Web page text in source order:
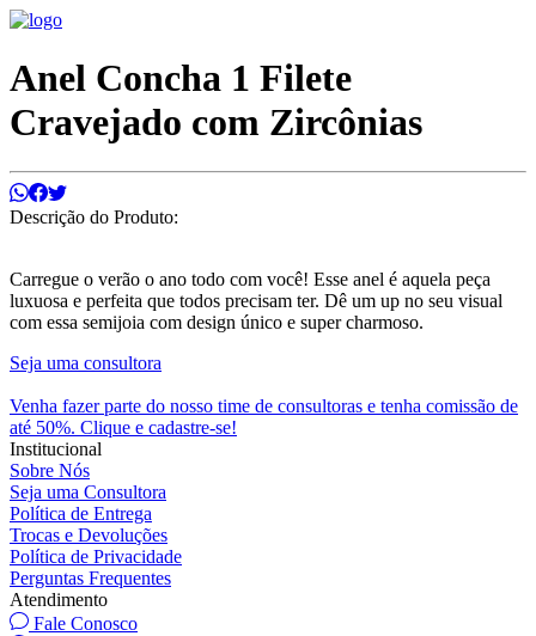
Anel Concha 1 Filete
Cravejado com Zircônias
Descrição do Produto:
Carregue o verão o ano todo com você! Esse anel é aquela peça
luxuosa e perfeita que todos precisam ter. Dê um up no seu visual
com essa semijoia com design único e super charmoso.
Seja uma consultora
Venha fazer parte do nosso time de consultoras e tenha comissão de
até 50%. Clique e cadastre-se!
Institucional
Sobre Nós
Seja uma Consultora
Política de Entrega
Trocas e Devoluções
Política de Privacidade
Perguntas Frequentes
Atendimento
Fale Conosco